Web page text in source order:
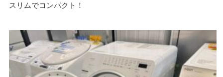
スリムでコンパクト！